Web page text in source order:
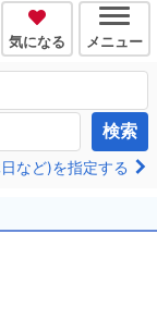
気になる メニュー
検索
など)を指定する